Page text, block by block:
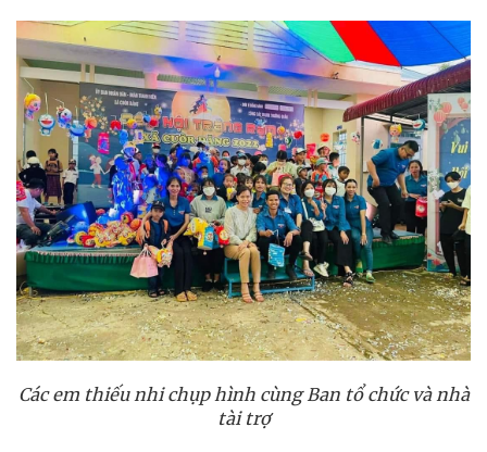
Các em thiếu nhi chụp hình cùng Ban tổ chức và nhà
tài trợ